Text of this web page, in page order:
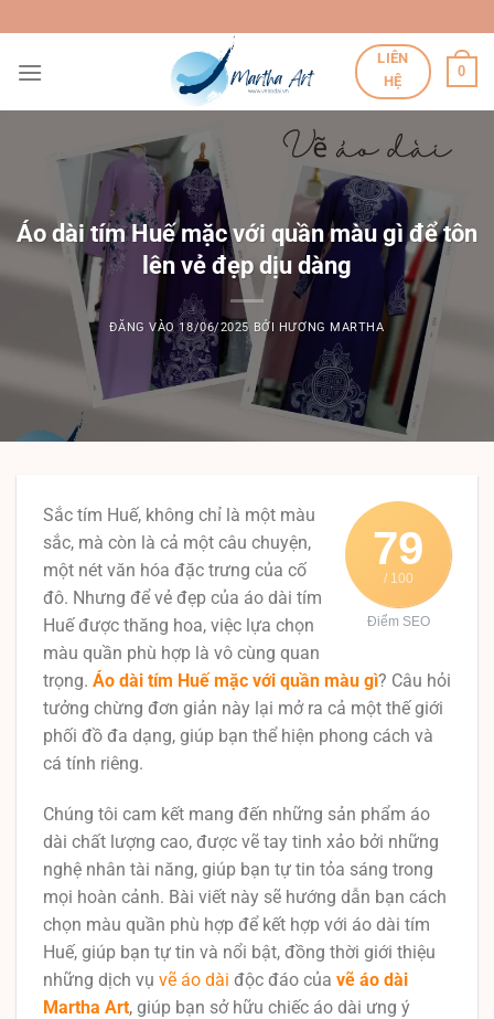
qua
nội
LIÊN
HỆ
0
Áo dài tím Huế mặc với quần màu gì để tôn
lên vẻ đẹp dịu dàng
ĐĂNG VÀO18/06/2025 BỞI HƯƠNG MARTHA
79
/ 100
Điểm SEO
Sắc tím Huế, không chỉ là một màu
sắc, mà còn là cả một câu chuyện,
một nét văn hóa đặc trưng của cố
đô. Nhưng để vẻ đẹp của áo dài tím
Huế được thăng hoa, việc lựa chọn
màu quần phù hợp là vô cùng quan
trọng. Áo dài tím Huế mặc với quần màu gì? Câu hỏi
tưởng chừng đơn giản này lại mở ra cả một thế giới
phối đồ đa dạng, giúp bạn thể hiện phong cách và
cá tính riêng.
Chúng tôi cam kết mang đến những sản phẩm áo
dài chất lượng cao, được vẽ tay tinh xảo bởi những
nghệ nhân tài năng, giúp bạn tự tin tỏa sáng trong
mọi hoàn cảnh. Bài viết này sẽ hướng dẫn bạn cách
chọn màu quần phù hợp để kết hợp với áo dài tím
Huế, giúp bạn tự tin và nổi bật, đồng thời giới thiệu
những dịch vụ vẽ áo dài độc đáo của vẽ áo dài
Martha Art, giúp bạn sở hữu chiếc áo dài ưng ý